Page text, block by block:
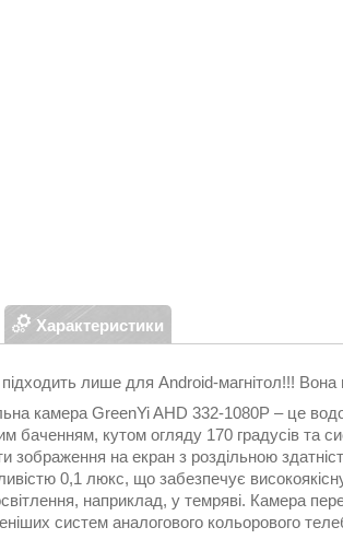
Характеристики
лише для Android-магнітол!!! Вона
камера GreenYi AHD 332-1080P – це
баченням, кутом огляду 170 градусів та
зображення на екран з роздільною
0,1 люкс, що забезпечує
наприклад, у темряві. Камера
систем аналогового кольорового